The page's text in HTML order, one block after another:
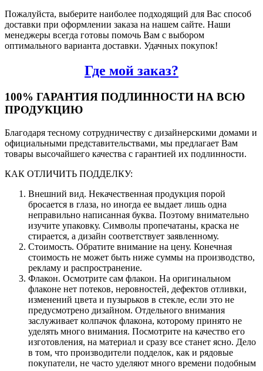
Пожалуйста, выберите наиболее подходящий для Вас способ
доставки при оформлении заказа на нашем сайте. Наши
менеджеры всегда готовы помочь Вам с выбором
оптимального варианта доставки. Удачных покупок!
Где мой заказ?
100% ГАРАНТИЯ ПОДЛИННОСТИ НА ВСЮ
ПРОДУКЦИЮ
Благодаря тесному сотрудничеству с дизайнерскими домами и
официальными представительствами, мы предлагает Вам
товары высочайшего качества с гарантией их подлинности.
КАК ОТЛИЧИТЬ ПОДДЕЛКУ:
Внешний вид. Некачественная продукция порой
бросается в глаза, но иногда ее выдает лишь одна
неправильно написанная буква. Поэтому внимательно
изучите упаковку. Символы пропечатаны, краска не
стирается, а дизайн соответствует заявленному.
Стоимость. Обратите внимание на цену. Конечная
стоимость не может быть ниже суммы на производство,
рекламу и распространение.
Флакон. Осмотрите сам флакон. На оригинальном
флаконе нет потеков, неровностей, дефектов отливки,
изменений цвета и пузырьков в стекле, если это не
предусмотрено дизайном. Отдельного внимания
заслуживает колпачок флакона, которому принято не
уделять много внимания. Посмотрите на качество его
изготовления, на материал и сразу все станет ясно. Дело
в том, что производители подделок, как и рядовые
покупатели, не часто уделяют много времени подобным